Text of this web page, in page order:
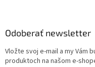
Odoberať newsletter
Vložte svoj e-mail a my Vám
produktoch na našom e-